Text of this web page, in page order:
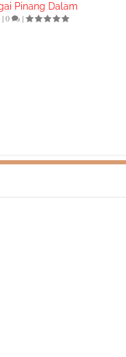
Pinang Dalam
|0 |